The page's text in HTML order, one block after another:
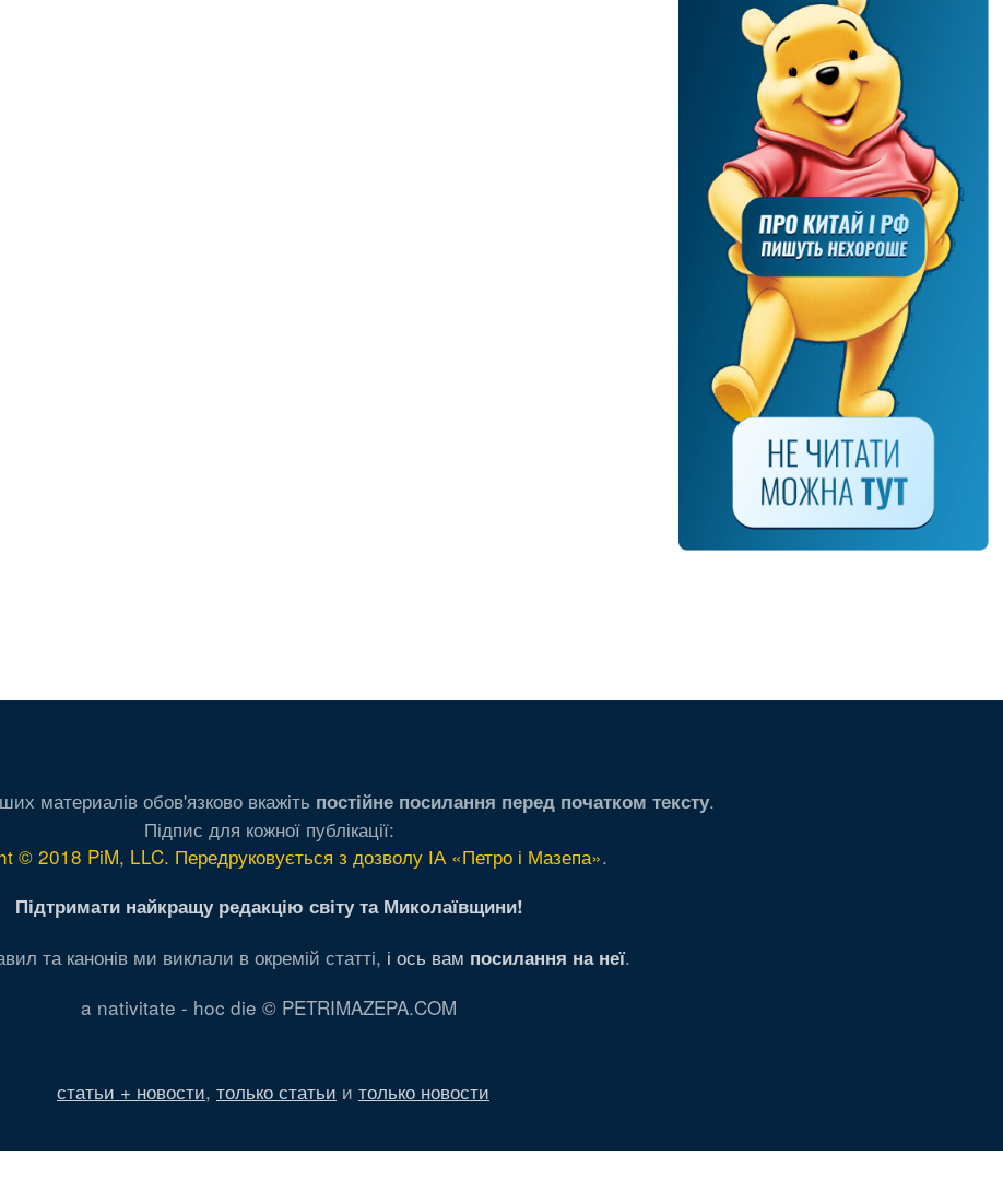
материалів обов'язково вкажіть постійне посилання перед початком тексту.
Підпис для кожної публікації:
© 2018 PiM, LLC. Передруковується з дозволу ІА «Петро і Мазепа».
Підтримати найкращу редакцію світу та Миколаївщини!
та канонів ми виклали в окремій статті, і ось вам посилання на неї.
a nativitate - hoc die © PETRIMAZEPA.COM
статьи + новости, только статьи и только новости